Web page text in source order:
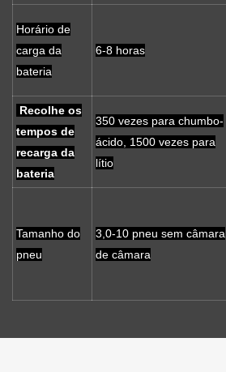
Horário de
carga da
bateria
6-8 horas
Recolhe os
tempos de
recarga da
bateria
350 vezes para chumbo-
ácido, 1500 vezes para
lítio
Tamanho do
pneu
3,0-10 pneu sem câmara
de câmara